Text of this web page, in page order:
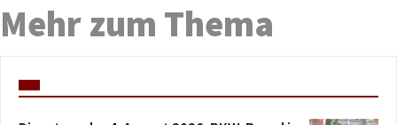
Mehr zum Thema